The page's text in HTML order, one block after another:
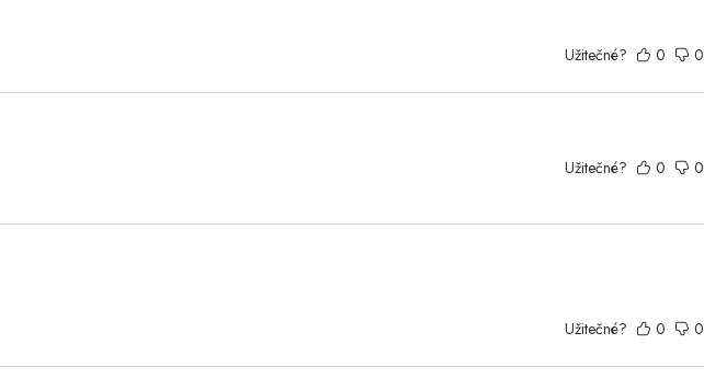
Užitečné?
0 0
Užitečné? 0 0
Užitečné?
0 0